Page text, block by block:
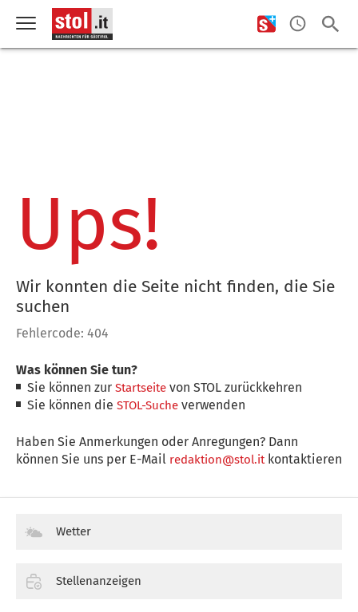
Ups!
Wir konnten die Seite nicht finden, die Sie
suchen
Fehlercode: 404
Was können Sie tun?
Sie können zurStartseite von STOL zurückkehren
Sie können dieSTOL-Suche verwenden
Haben Sie Anmerkungen oder Anregungen? Dann
können Sie uns per E-Mail redaktion@stol.itkontaktieren
Wetter
Stellenanzeigen